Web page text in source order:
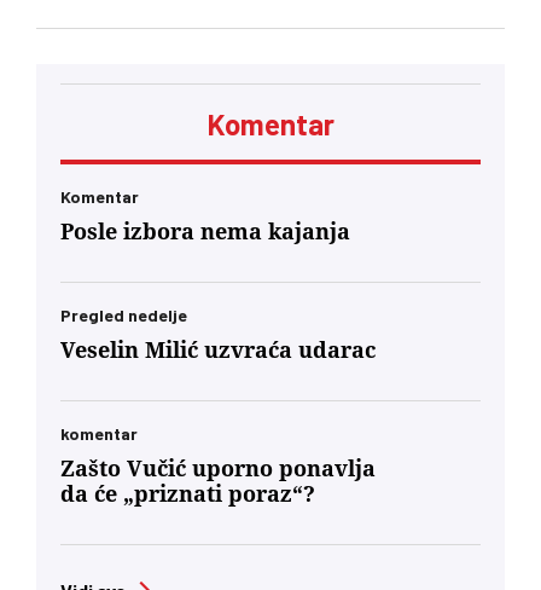
trebaju municija i dronovi
Komentar
Komentar
Posle izbora nema kajanja
Pregled nedelje
Veselin Milić uzvraća udarac
komentar
Zašto Vučić uporno ponavlja
da će „priznati poraz“?